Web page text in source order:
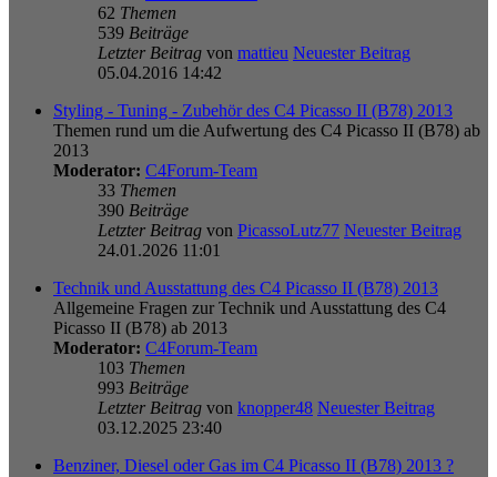
62 Themen
539 Beiträge
Letzter Beitrag von mattieu Neuester Beitrag
05.04.2016 14:42
Styling - Tuning - Zubehör des C4 Picasso II (B78) 2013
Themen rund um die Aufwertung des C4 Picasso II (B78) ab
2013
Moderator: C4Forum-Team
33 Themen
390 Beiträge
Letzter Beitrag von PicassoLutz77 Neuester Beitrag
24.01.2026 11:01
Technik und Ausstattung des C4 Picasso II (B78) 2013
Allgemeine Fragen zur Technik und Ausstattung des C4
Picasso II (B78) ab 2013
Moderator: C4Forum-Team
103 Themen
993 Beiträge
Letzter Beitrag von knopper48 Neuester Beitrag
03.12.2025 23:40
Benziner, Diesel oder Gas im C4 Picasso II (B78) 2013 ?